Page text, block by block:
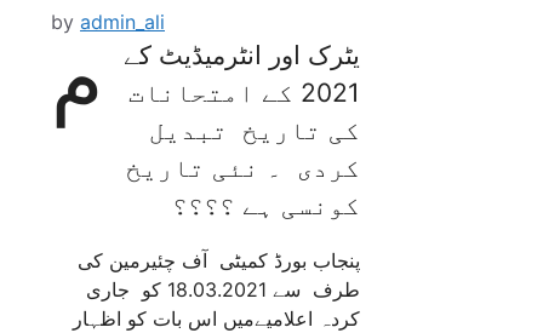
by admin_ali
م
یٹرک اور انٹرمیڈیٹ کے
2021 کے امتحانات
کی تاریخ تبدیل
کردی ۔ نئی تاریخ
کونسی ہے ؟؟؟؟
پنجاب بورڈ کمیٹی آف چئیرمین کی
طرف سے 18.03.2021 کو جاری
کردہ اعلامیےمیں اس بات کو اظہار